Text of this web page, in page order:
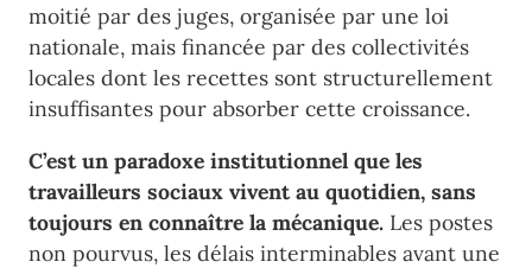
moitié par des juges, organisée par une loi
nationale, mais financée par des collectivités
locales dont les recettes sont structurellement
insuffisantes pour absorber cette croissance.
C’est un paradoxe institutionnel que les
travailleurs sociaux vivent au quotidien, sans
toujours en connaître la mécanique. Les postes
non pourvus, les délais interminables avant une